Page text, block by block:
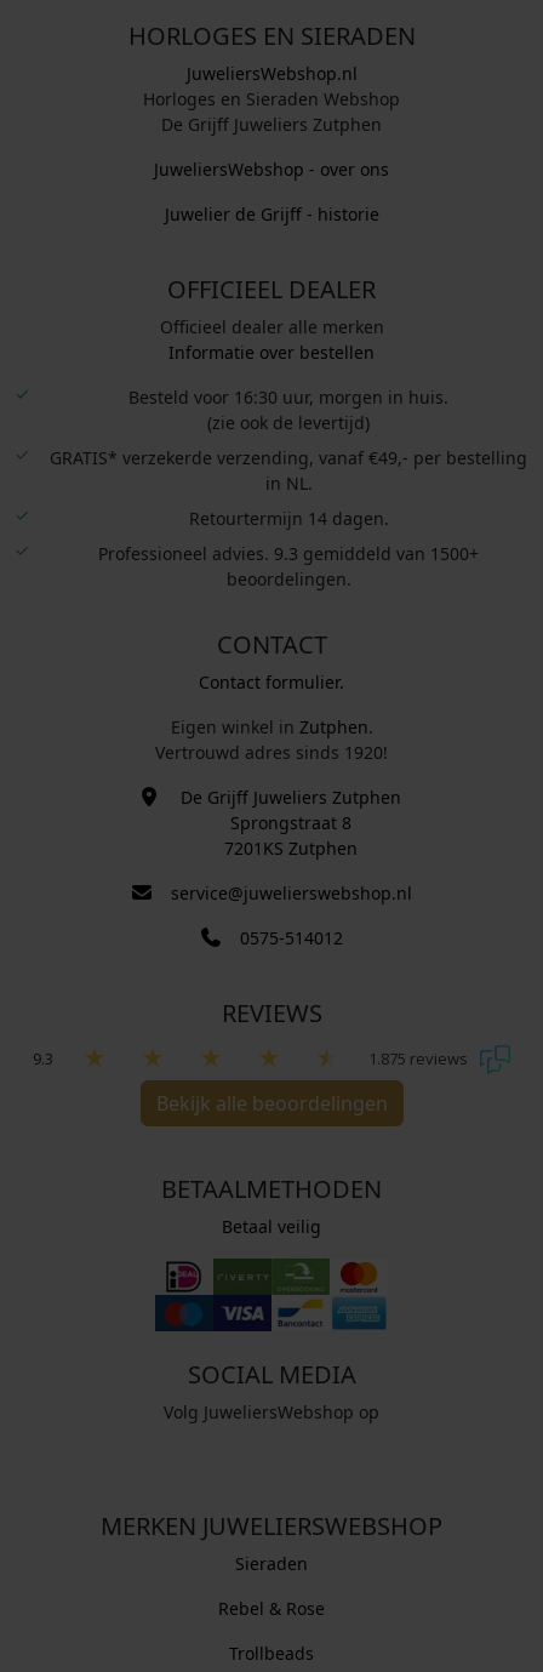
HORLOGES EN SIERADEN
JuweliersWebshop.nl
Horloges en Sieraden Webshop
De Grijff Juweliers Zutphen
JuweliersWebshop - over ons
Juwelier de Grijff - historie
OFFICIEEL DEALER
Officieel dealer alle merken
Informatie over bestellen
Besteld voor 16:30 uur, morgen in huis.
(zie ook de levertijd)
GRATIS* verzekerde verzending, vanaf €49,- per bestelling
in NL.
Retourtermijn 14 dagen.
Professioneel advies. 9.3 gemiddeld van 1500+
beoordelingen.
CONTACT
Contact formulier.
Eigen winkel in Zutphen.
Vertrouwd adres sinds 1920!
De Grijff Juweliers Zutphen
Sprongstraat 8
7201KS Zutphen
service@juwelierswebshop.nl
0575-514012
REVIEWS
9.3 1.875 reviews
Bekijk alle beoordelingen
BETAALMETHODEN
Betaal veilig
SOCIAL MEDIA
Volg JuweliersWebshop op
MERKEN JUWELIERSWEBSHOP
Sieraden
Rebel & Rose
Trollbeads